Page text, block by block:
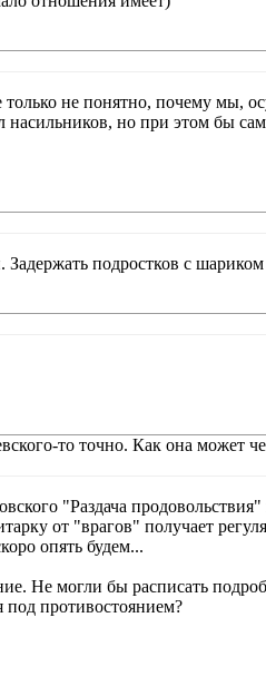
не понятно, почему мы,
насильников, но при этом бы
подростков с шариком
то точно. Как она может
"Раздача
от "врагов" получает
опять будем...
Не могли бы расписать
под противостоянием?